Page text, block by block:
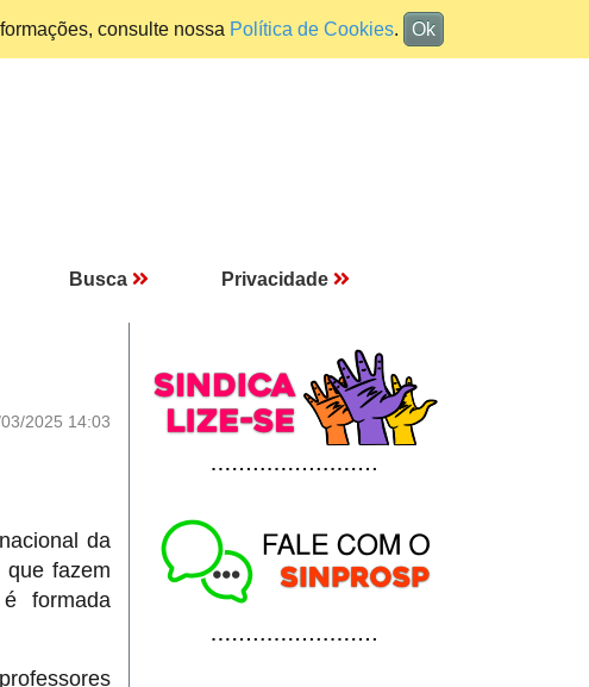
consulte nossa Política de Cookies. Ok
Busca Privacidade
2025 14:03
da
que fazem
formada